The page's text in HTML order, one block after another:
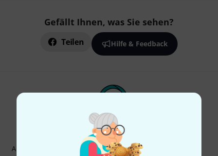
Gefällt Ihnen, was Sie sehen?
Teilen Hilfe & Feedback
Thomann Newsletter
Abonniere den Thomann Newsletter und gewinne mit